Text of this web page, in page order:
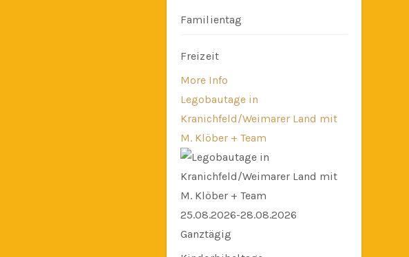
Familientag
Freizeit
More Info
Legobautage in
Kranichfeld/Weimarer Land mit
M. Klöber + Team
25.08.2026-28.08.2026
Ganztägig